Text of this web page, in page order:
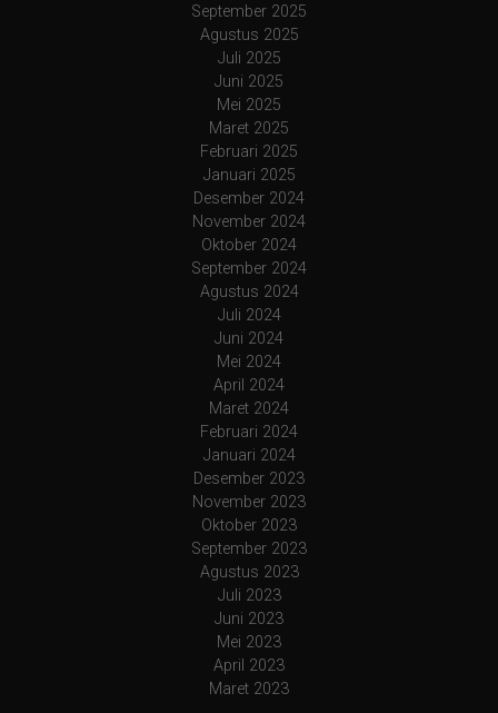
September 2025
Agustus 2025
Juli 2025
Juni 2025
Mei 2025
Maret 2025
Februari 2025
Januari 2025
Desember 2024
November 2024
Oktober 2024
September 2024
Agustus 2024
Juli 2024
Juni 2024
Mei 2024
April 2024
Maret 2024
Februari 2024
Januari 2024
Desember 2023
November 2023
Oktober 2023
September 2023
Agustus 2023
Juli 2023
Juni 2023
Mei 2023
April 2023
Maret 2023